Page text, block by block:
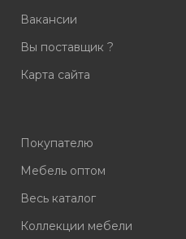
Вакансии
Вы поставщик ?
Карта сайта
Покупателю
Мебель оптом
Весь каталог
Коллекции мебели